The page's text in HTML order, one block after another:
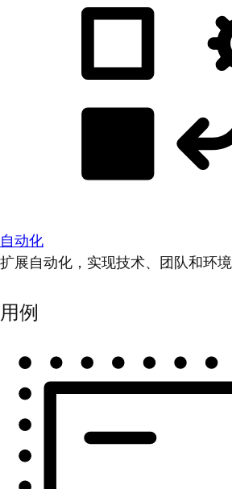
自动化
扩展自动化，实现技术、团队和环境
用例